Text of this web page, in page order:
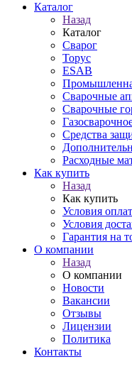
Каталог
Назад
Каталог
Сварог
Торус
ESAB
Сварочные
Сварочные
Средства
Расходные
Как купить
Назад
Как купить
Условия
Условия
Гарантия на
О компании
Назад
О компании
Новости
Вакансии
Отзывы
Лицензии
Политика
Контакты